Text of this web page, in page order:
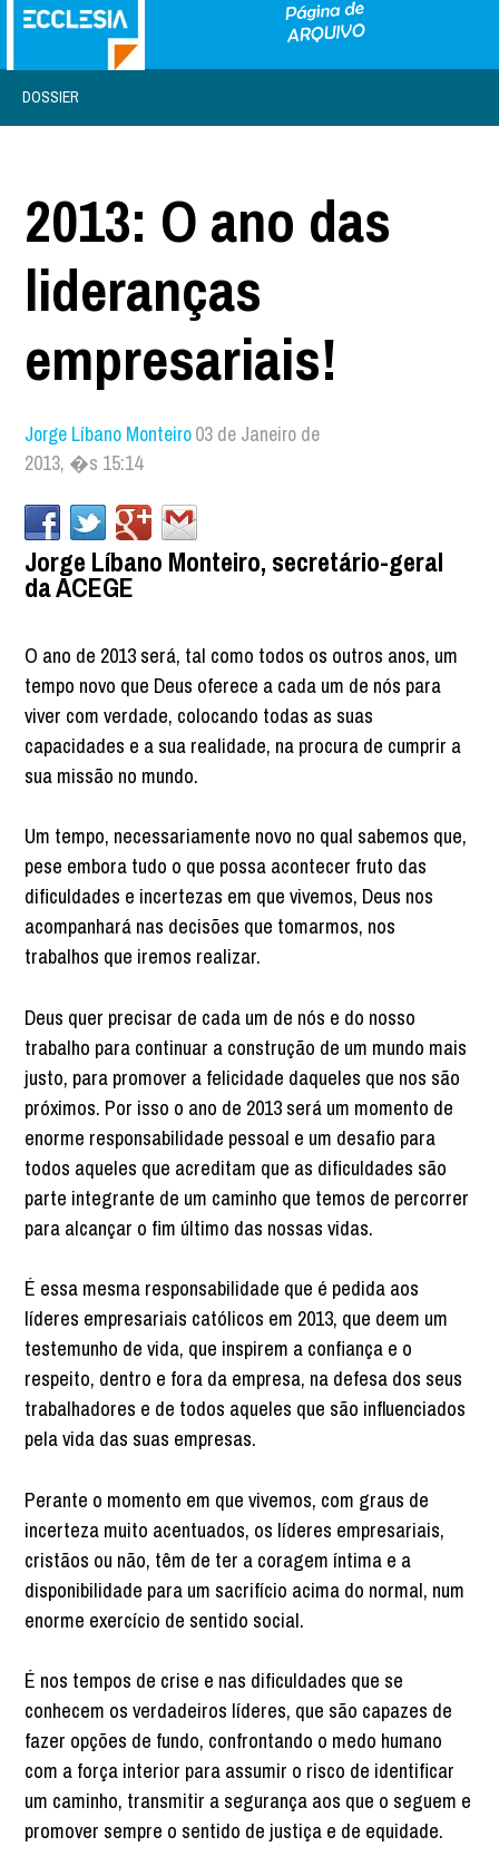
DOSSIER
2013: O ano das
lideranças
empresariais!
Jorge Líbano Monteiro03 de Janeiro de
2013, �s 15:14
Jorge Líbano Monteiro, secretário-geral
da ACEGE
O ano de 2013 será, tal como todos os outros anos, um
tempo novo que Deus oferece a cada um de nós para
viver com verdade, colocando todas as suas
capacidades e a sua realidade, na procura de cumprir a
sua missão no mundo.
Um tempo, necessariamente novo no qual sabemos que,
pese embora tudo o que possa acontecer fruto das
dificuldades e incertezas em que vivemos, Deus nos
acompanhará nas decisões que tomarmos, nos
trabalhos que iremos realizar.
Deus quer precisar de cada um de nós e do nosso
trabalho para continuar a construção de um mundo mais
justo, para promover a felicidade daqueles que nos são
próximos. Por isso o ano de 2013 será um momento de
enorme responsabilidade pessoal e um desafio para
todos aqueles que acreditam que as dificuldades são
parte integrante de um caminho que temos de percorrer
para alcançar o fim último das nossas vidas.
É essa mesma responsabilidade que é pedida aos
líderes empresariais católicos em 2013, que deem um
testemunho de vida, que inspirem a confiança e o
respeito, dentro e fora da empresa, na defesa dos seus
trabalhadores e de todos aqueles que são influenciados
pela vida das suas empresas.
Perante o momento em que vivemos, com graus de
incerteza muito acentuados, os líderes empresariais,
cristãos ou não, têm de ter a coragem íntima e a
disponibilidade para um sacrifício acima do normal, num
enorme exercício de sentido social.
É nos tempos de crise e nas dificuldades que se
conhecem os verdadeiros líderes, que são capazes de
fazer opções de fundo, confrontando o medo humano
com a força interior para assumir o risco de identificar
um caminho, transmitir a segurança aos que o seguem e
promover sempre o sentido de justiça e de equidade.